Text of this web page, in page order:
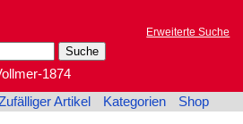
Erweiterte Suche
1874
Artikel Kategorien Shop